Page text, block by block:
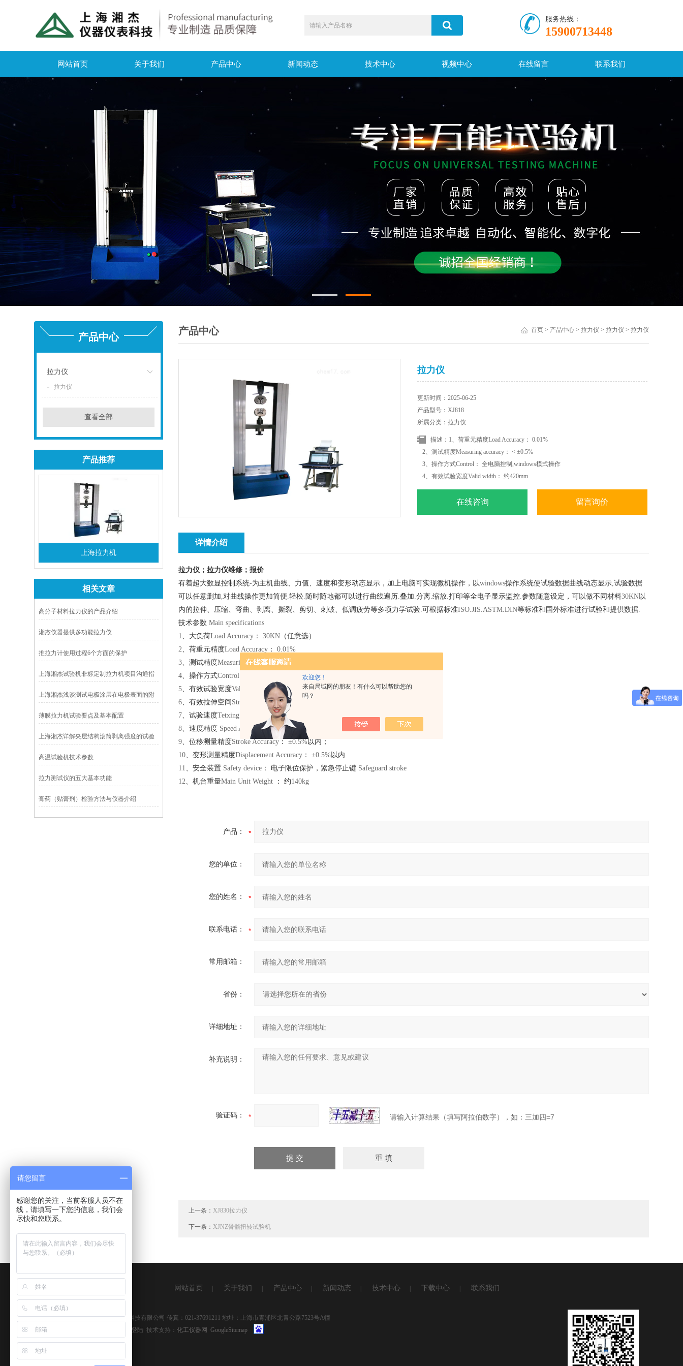
欢迎您！
来自局域网的朋友！有什么可以帮助您的
吗？
服务热线：
15900713448
网站首页 关于我们 产品中心 新闻动态 技术中心 视频中心 在线留言 联系我们
产品中心
拉力仪
拉力仪
查看全部
产品推荐
上海拉力机
相关文章
高分子材料拉力仪的产品介绍
湘杰仪器提供多功能拉力仪
推拉力计使用过程6个方面的保护
上海湘杰试验机非标定制拉力机项目沟通指
上海湘杰浅谈测试电极涂层在电极表面的附
薄膜拉力机试验要点及基本配置
上海湘杰详解夹层结构滚筒剥离强度的试验
高温试验机技术参数
拉力测试仪的五大基本功能
膏药（贴膏剂）检验方法与仪器介绍
产品中心 首页> 产品中心> 拉力仪 > 拉力仪 > 拉力仪
拉力仪
更新时间：2025-06-25
产品型号：XJ818
所属分类：拉力仪
描述：1、荷重元精度Load Accuracy： 0.01%
2、测试精度Measuring accuracy： < ±0.5%
3、操作方式Control： 全电脑控制,windows模式操作
4、有效试验宽度Valid width： 约420mm
5、有效拉伸空间Stroke： 约800mm
在线咨询 留言询价
详情介绍
拉力仪；拉力仪维修；报价
有着超大数显控制系统-为主机曲线、力值、速度和变形动态显示，加上电脑可实现微机操作，以windows操作系统使试验数据曲线动态显示,试验数据
可以任意删加,对曲线操作更加简便.轻松. 随时随地都可以进行曲线遍历.叠加.分离.缩放.打印等全电子显示监控.参数随意设定，可以做不同材料30KN以
内的拉伸、压缩、弯曲、剥离、撕裂、剪切、刺破、低调疲劳等多项力学试验.可根据标准ISO.JIS.ASTM.DIN等标准和国外标准进行试验和提供数据.
技术参数 Main specifications
1、大负荷Load Accuracy ： 30KN （任意选）
2、荷重元精度Load Accuracy ：
0.01%
3、测试精度Measuring accuracy：< ±0.5%
4、操作方式Control ,windows模式操作
5、有效试验宽度Valid width： 约420mm
6、有效拉伸空间 Stroke ： 约800mm
7、试验速度Tetxing speed : 0.001~500mm/min
8、速度精度 Speed Accuracy：: ±0.5%以内；
9、位移测量精度Stroke Accuracy ： ±0.5%以内；
10、变形测量精度Displacement Accuracy ： ±0.5%以内
11、安全装置 Safety device ： 电子限位保护，紧急停止键 Safeguard stroke
12、机台重量Main Unit Weight ： 约140kg
产品：
您的单位：
您的姓名：
联系电话：
常用邮箱：
省份：
详细地址：
补充说明：
验证码： 请输入计算结果（填写阿拉伯数字），如：三加四=7
上一条：XJ830拉力仪
下一条：XJNZ骨骼扭转试验机
网站首页 关于我们 产品中心 新闻动态 技术中心 下载中心 联系我们
版权所有 © 2026 上海湘杰仪器仪表科技有限公司 传真：021-37691211 地址：上海市青浦区北青公路7523号A幢
备案号：
管理登陆 技术支持：化工仪器网 GoogleSitemap
请您留言
感谢您的关注，当前客服人员不在
线，请填写一下您的信息，我们会
尽快和您联系。